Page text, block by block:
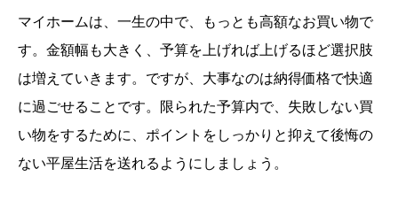
マイホームは、一生の中で、もっとも高額なお買い物で
す。金額幅も大きく、予算を上げれば上げるほど選択肢
は増えていきます。ですが、大事なのは納得価格で快適
に過ごせることです。限られた予算内で、失敗しない買
い物をするために、ポイントをしっかりと抑えて後悔の
ない平屋生活を送れるようにしましょう。